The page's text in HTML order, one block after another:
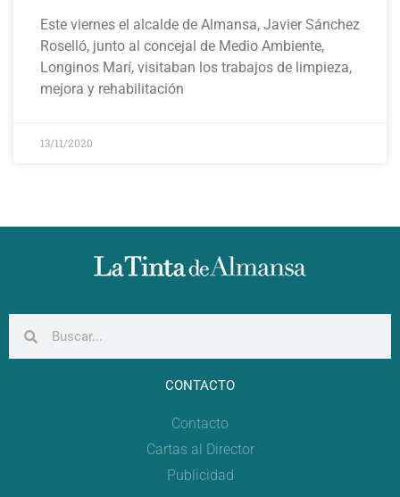
Este viernes el alcalde de Almansa, Javier Sánchez
Roselló, junto al concejal de Medio Ambiente,
Longinos Marí, visitaban los trabajos de limpieza,
mejora y rehabilitación
13/11/2020
CONTACTO
Contacto
Cartas al Director
Publicidad